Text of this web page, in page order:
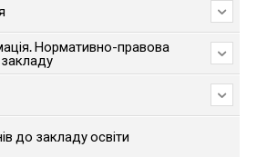
Нормативно-правова
закладу
до закладу освіти